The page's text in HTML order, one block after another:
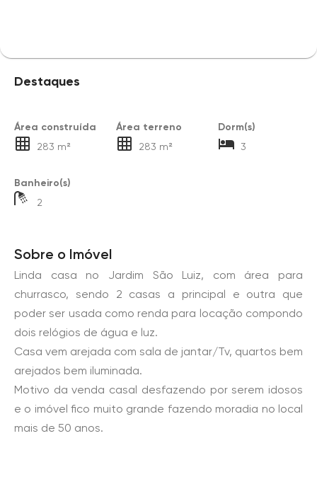
Destaques
Área construída
283 m²
Área terreno
283 m²
Dorm(s)
3
Banheiro(s)
2
Sobre o Imóvel
Linda casa no Jardim São Luiz, com área para
churrasco, sendo 2 casas a principal e outra que
poder ser usada como renda para locação compondo
dois relógios de água e luz.
Casa vem arejada com sala de jantar/Tv, quartos bem
arejados bem iluminada.
Motivo da venda casal desfazendo por serem idosos
e o imóvel fico muito grande fazendo moradia no local
mais de 50 anos.